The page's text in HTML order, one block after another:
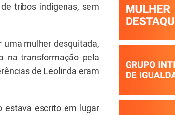
tribos indígenas, sem
uma mulher desquitada,
na transformação pela
de Leolinda eram
estava escrito em lugar